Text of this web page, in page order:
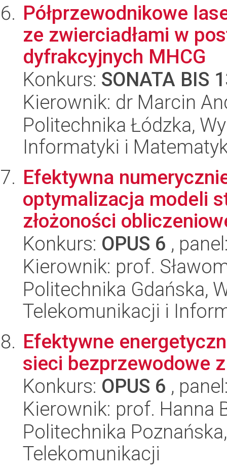
Półprzewodnikowe
ze zwierciadłami w
dyfrakcyjnych MHCG
Konkurs: SONATA BIS
Kierownik: dr Marcin
Politechnika Łódzka,
Informatyki i
Efektywna
optymalizacja modeli
złożoności
Konkurs: OPUS 6 ,
Kierownik: prof.
Politechnika Gdańska,
Telekomunikacji i
Efektywne
sieci bezprzewodowe
Konkurs: OPUS 6 ,
Kierownik: prof. Hanna
Politechnika
Telekomunikacji